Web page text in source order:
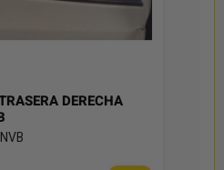
DERECHA